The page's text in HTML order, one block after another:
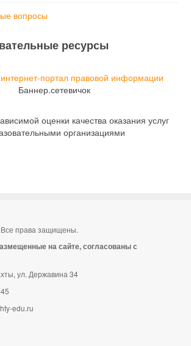
вопросы
ресурсы
Баннер.сетевичок
оценки качества оказания услуг
организациями
права защищены.
на сайте, согласованы с
ул. Державина 34
edu.ru